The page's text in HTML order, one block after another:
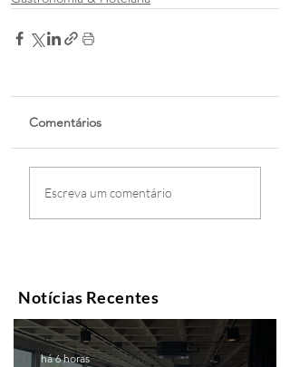
Comentários
Escreva um comentário
Notícias Recentes
há 6 horas